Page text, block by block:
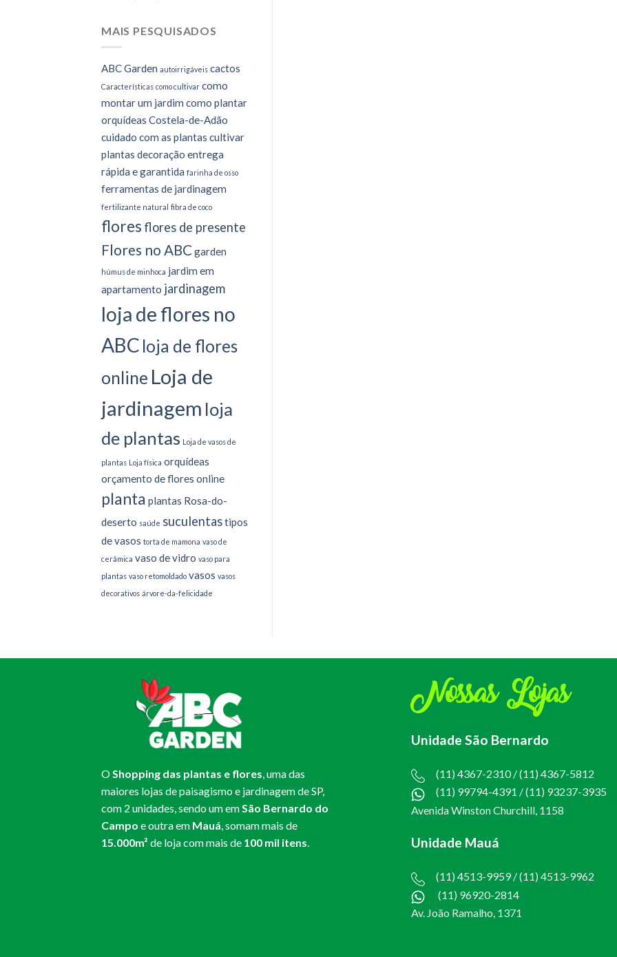
MAIS PESQUISADOS
ABC Garden autoirrigáveis cactos
Características como cultivar como
montar um jardim como plantar
orquídeas Costela-de-Adão
cuidado com as plantas cultivar
plantas decoração entrega
rápida e garantida farinha de osso
ferramentas de jardinagem
fertilizante natural fibra de coco
flores flores de presente
Flores no ABC garden
húmus de minhoca jardim em
apartamento jardinagem
loja de flores no
ABC loja de flores
online Loja de
jardinagem loja
de plantas Loja de vasos de
plantas Loja física orquídeas
orçamento de flores online
planta plantas Rosa-do-
deserto saúde suculentastipos
de vasos torta de mamona vaso de
cerâmica vaso de vidro vaso para
plantas vaso retomoldado vasos vasos
decorativos árvore-da-felicidade
OShopping das plantas e flores, uma das
maiores lojas de paisagismo e jardinagem de SP,
com 2 unidades, sendo um emSão Bernardo do
Campo e outra em Mauá, somam mais de
15.000m² de loja com mais de 100 mil itens.
Nossas Lojas
Unidade São Bernardo
(11) 4367-2310 / (11) 4367-5812
(11) 99794-4391 /(11) 93237-3935
Avenida Winston Churchill, 1158
Unidade Mauá
(11) 4513-9959 / (11) 4513-9962
(11) 96920-2814
Av. João Ramalho, 1371